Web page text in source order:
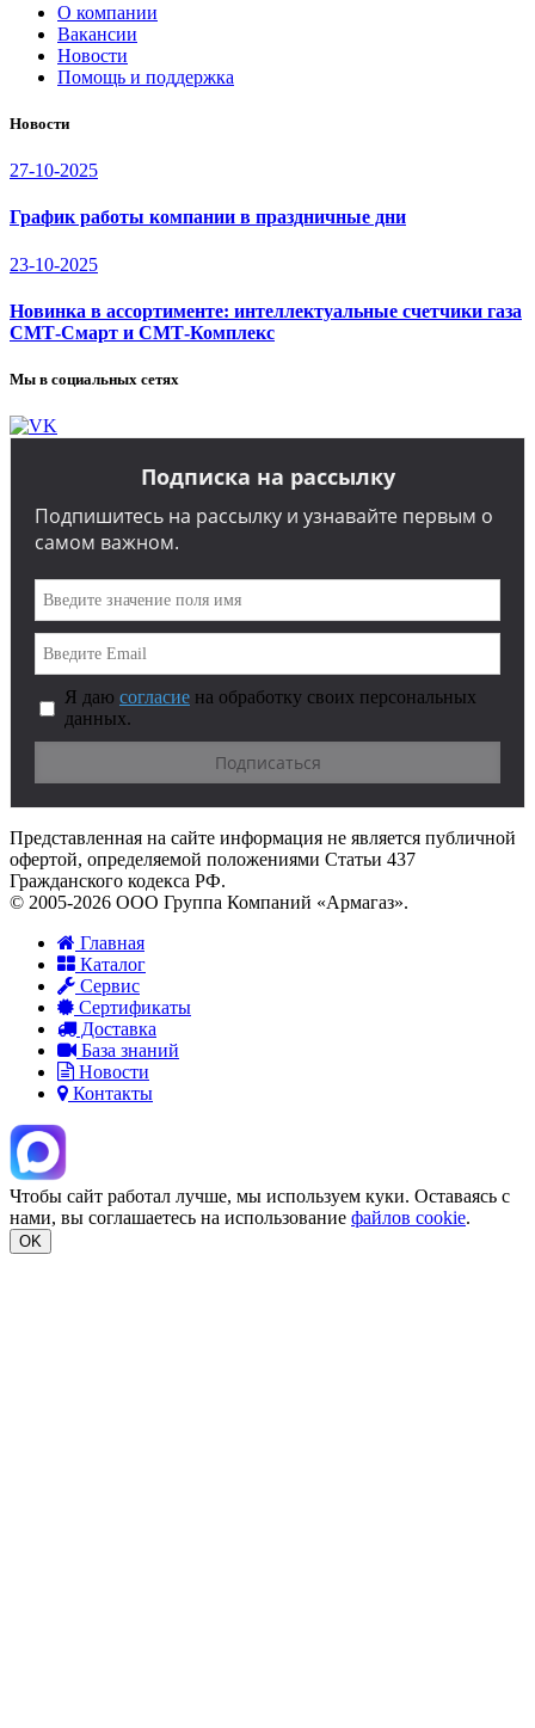
О компании
Вакансии
Новости
Помощь и поддержка
Новости
27-10-2025
График работы компании в праздничные дни
23-10-2025
Новинка в ассортименте: интеллектуальные счетчики газа
СМТ-Смарт и СМТ-Комплекс
Мы в социальных сетях
Подписка на рассылку
Подпишитесь на рассылку и узнавайте первым о
самом важном.
Я даю согласие на обработку своих персональных
данных.
Представленная на сайте информация не является публичной
офертой, определяемой положениями Статьи 437
Гражданского кодекса РФ.
© 2005-2026 ООО Группа Компаний «Армагаз».
Главная
Каталог
Сервис
Сертификаты
Доставка
База знаний
Новости
Контакты
Чтобы сайт работал лучше, мы используем куки. Оставаясь с
нами, вы соглашаетесь на использование файлов cookie.
OK